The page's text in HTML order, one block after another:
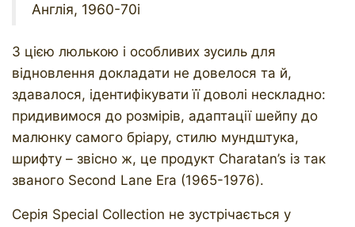
Англія, 1960-70і
З цією люлькою і особливих зусиль для
відновлення докладати не довелося та й,
здавалося, ідентифікувати її доволі нескладно:
придивимося до розмірів, адаптації шейпу до
малюнку самого бріару, стилю мундштука,
шрифту – звісно ж, це продукт Charatan’s із так
званого Second Lane Era (1965-1976).
Серія Special Collection не зустрічається у